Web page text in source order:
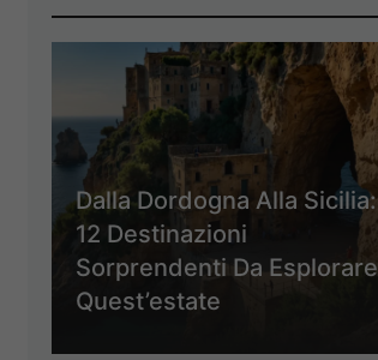
Dalla Dordogna Alla Sicilia:
12 Destinazioni
Sorprendenti Da Esplorare
Quest’estate